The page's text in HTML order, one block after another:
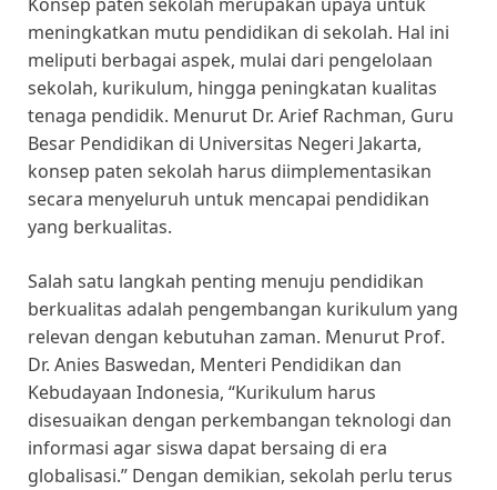
meningkatkan mutu pendidikan di sekolah. Hal ini
meliputi berbagai aspek, mulai dari pengelolaan
sekolah, kurikulum, hingga peningkatan kualitas
tenaga pendidik. Menurut Dr. Arief Rachman, Guru
Besar Pendidikan di Universitas Negeri Jakarta,
konsep paten sekolah harus diimplementasikan
secara menyeluruh untuk mencapai pendidikan
yang berkualitas.
Salah satu langkah penting menuju pendidikan
berkualitas adalah pengembangan kurikulum yang
relevan dengan kebutuhan zaman. Menurut Prof.
Dr. Anies Baswedan, Menteri Pendidikan dan
Kebudayaan Indonesia, “Kurikulum harus
disesuaikan dengan perkembangan teknologi dan
informasi agar siswa dapat bersaing di era
globalisasi.” Dengan demikian, sekolah perlu terus